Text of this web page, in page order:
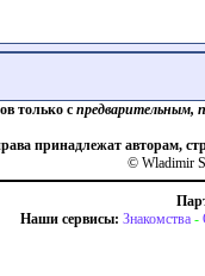
только с предварительным,
принадлежат авторам,
© Wladimir
Наши сервисы: Знакомства -